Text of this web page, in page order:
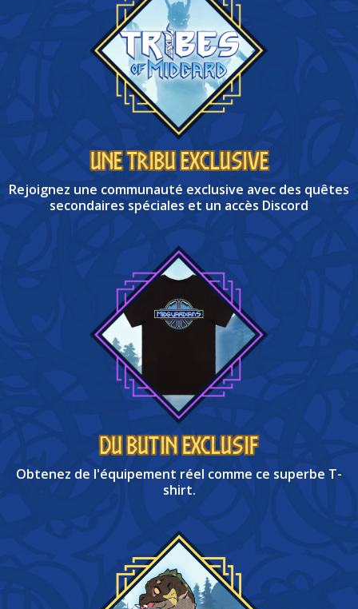
Une tribu exclusive
Rejoignez une communauté exclusive avec des quêtes
secondaires spéciales et un accès Discord
DU BUTIN EXCLUSIF
Obtenez de l'équipement réel comme ce superbe T-
shirt.